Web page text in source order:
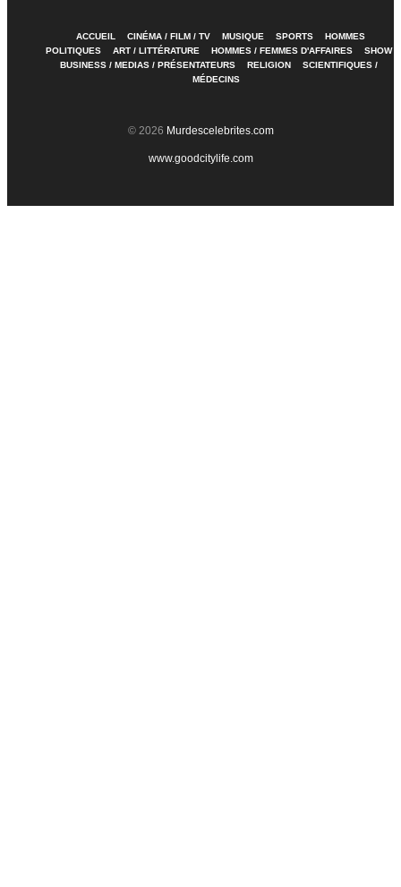
ACCUEIL CINÉMA / FILM / TV MUSIQUE SPORTS
HOMMES
POLITIQUES
ART / LITTÉRATURE HOMMES / FEMMES D'AFFAIRES
SHOW
BUSINESS / MEDIAS / PRÉSENTATEURS
RELIGION
SCIENTIFIQUES /
MÉDECINS
© 2026 Murdescelebrites.com
www.goodcitylife.com